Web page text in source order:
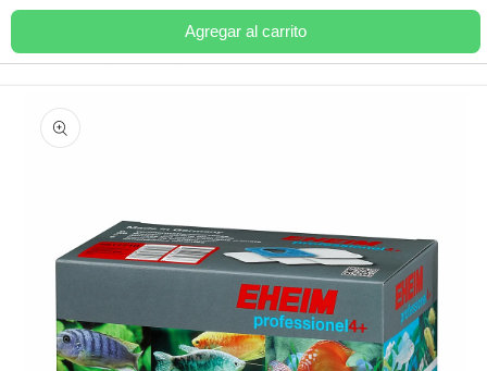
Ir
al contenido
Ir
información
Agregar al carrito